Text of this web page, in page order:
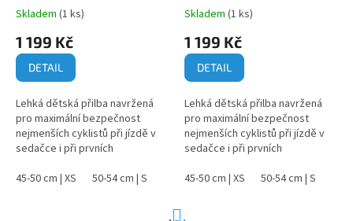
Skladem (1 ks)
1 199 Kč
DETAIL
Lehká dětská přilba navržená
pro maximální bezpečnost
nejmenších cyklistů při jízdě v
sedačce i při prvních
kole.
45-50 cm | XS 50-54 cm | S
Skladem (1 ks)
1 199 Kč
DETAIL
Lehká dětská přilba navržená
pro maximální bezpečnost
nejmenších cyklistů při jízdě v
sedačce i při prvních
kole.
45-50 cm | XS 50-54 cm | S
S